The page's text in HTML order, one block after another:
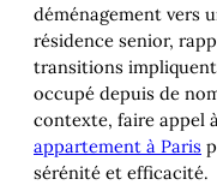
déménagement vers
résidence senior,
transitions
occupé depuis de
contexte, faire appel
appartement à Paris
sérénité et efficacité.